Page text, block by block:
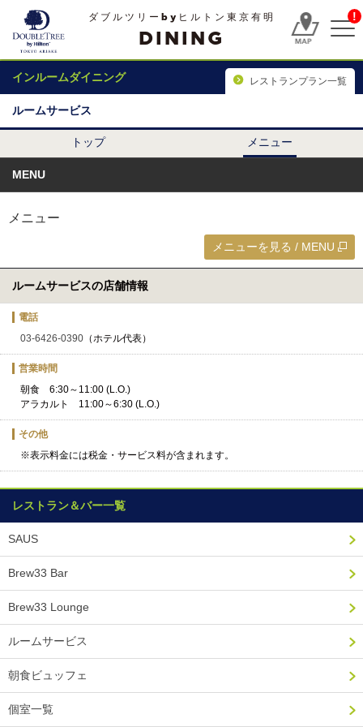
ダブルツリーbyヒルトン東京有明
DINING
!
インルームダイニング レストランプラン一覧
ルームサービス
トップ メニュー
MENU
メニュー
メニューを見る / MENU
ルームサービスの店舗情報
電話
03-6426-0390 （ホテル代表）
営業時間
朝食 6:30～11:00 (L.O.)
アラカルト 11:00～6:30 (L.O.)
その他
※表示料金には税金・サービス料が含まれます。
レストラン＆バー一覧
SAUS
Brew33 Bar
Brew33 Lounge
ルームサービス
朝食ビュッフェ
個室一覧